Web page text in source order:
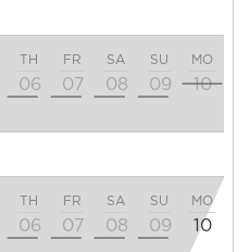
TH
06
FR
07
SA
08
SU
09
MO
10
TH
06
FR
07
SA
08
SU
09
MO
10